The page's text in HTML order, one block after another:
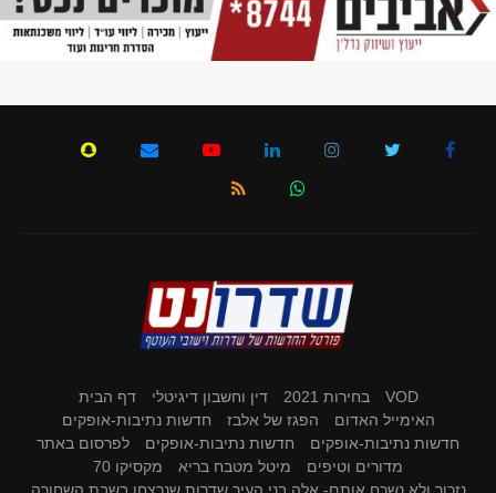
VOD בחירות 2021 דין וחשבון דיגיטלי
דף הבית
האימייל האדום
הפגז של אלבז
חדשות נתיבות-אופקים
חדשות נתיבות-אופקים
חדשות נתיבות-אופקים
לפרסום באתר
מדורים וטיפים
מיטל מטבח בריא
מקסיקו 70